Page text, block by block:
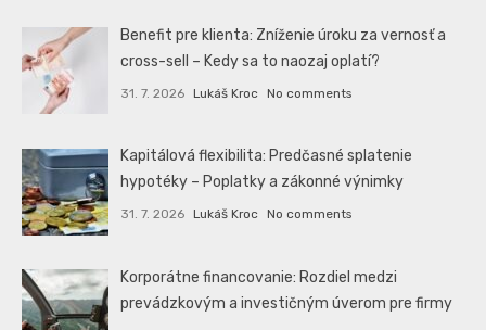
Benefit pre klienta: Zníženie úroku za vernosť a
cross-sell – Kedy sa to naozaj oplatí?
31. 7. 2026 Lukáš Kroc No comments
Kapitálová flexibilita: Predčasné splatenie
hypotéky – Poplatky a zákonné výnimky
31. 7. 2026 Lukáš Kroc No comments
Korporátne financovanie: Rozdiel medzi
prevádzkovým a investičným úverom pre firmy